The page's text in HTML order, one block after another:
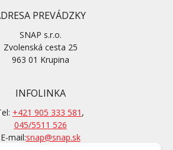
PREVÁDZKY
SNAP s.r.o.
Zvolenská cesta 25
963 01 Krupina
INFOLINKA
+421 905 333 581 ,
045/5511 526
E-mail:snap@snap.sk